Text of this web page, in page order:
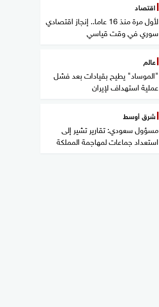
اقتصاد
لأول مرة منذ 16 عاما.. إنجاز اقتصادي
سوري في وقت قياسي
عالم
"الموساد" يطيح بقيادات بعد فشل
عملية استهداف لإيران
شرق أوسط
مسؤول سعودي: تقارير تشير إلى
استعداد جماعات لمهاجمة المملكة